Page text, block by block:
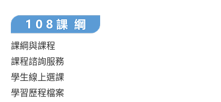
課綱與課程
課程諮詢服務
學生線上選課
學習歷程檔案